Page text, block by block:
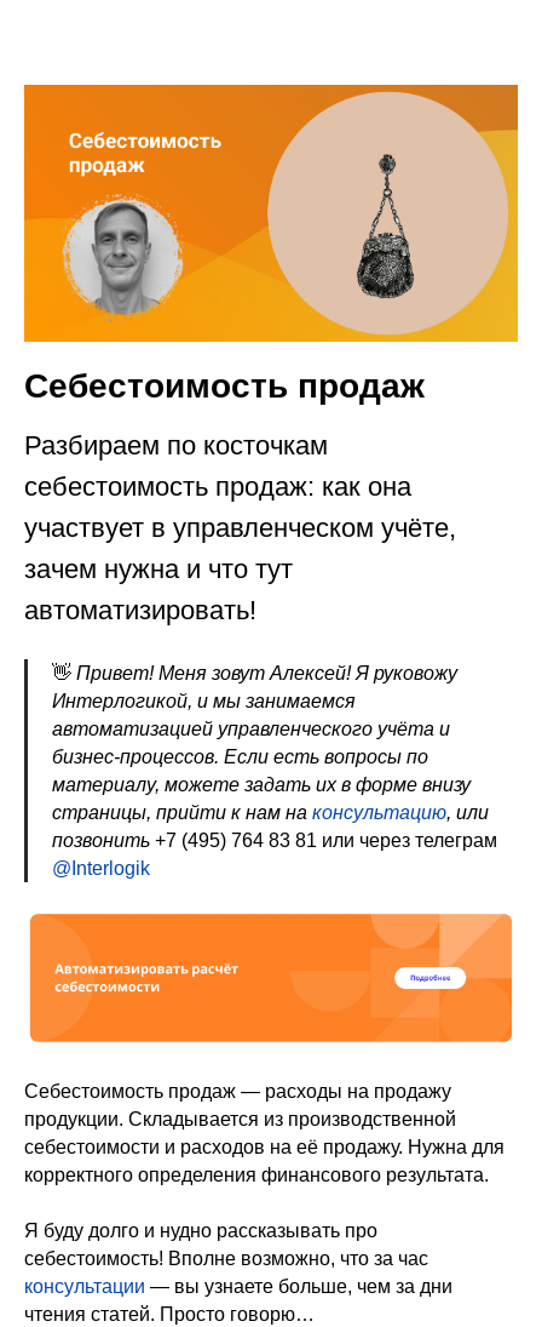
Себестоимость продаж
Разбираем по косточкам
себестоимость продаж: как она
участвует в управленческом учёте,
зачем нужна и что тут
автоматизировать!
👋 Привет! Меня зовут Алексей! Я руковожу
Интерлогикой, и мы занимаемся
автоматизацией управленческого учёта и
бизнес-процессов. Если есть вопросы по
материалу, можете задать их в форме внизу
страницы, прийти к нам на консультацию, или
позвонить +7 (495) 764 83 81 или через телеграм
@Interlogik
Себестоимость продаж — расходы на продажу
продукции. Складывается из производственной
себестоимости и расходов на её продажу. Нужна для
корректного определения финансового результата.
Я буду долго и нудно рассказывать про
себестоимость! Вполне возможно, что за час
консультации — вы узнаете больше, чем за дни
чтения статей. Просто говорю…